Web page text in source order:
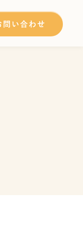
問い合わせ
問い合わせ